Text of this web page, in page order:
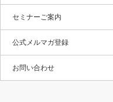
セミナーご案内
公式メルマガ登録
お問い合わせ